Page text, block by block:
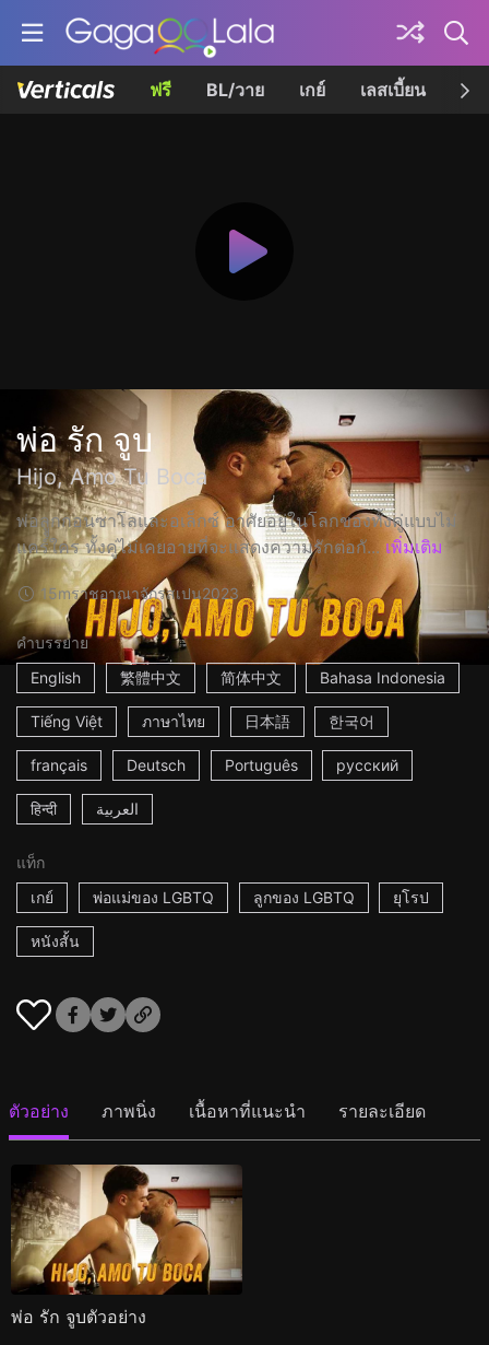
ฟรี BL/วาย เกย์ เลสเบี้ยน เค
พ่อ รัก จูบ
Hijo, Amo Tu Boca
พ่อลููกกอนซาโลและอเล็กซ์ อาศัยอยู่ในโลกของทั้งคู่แบบไม่
แคร์ใคร ทั้งคู่ไม่เคยอายที่จะแสดงความรักต่อกั... เพิ่มเติม
15mราชอาณาจักรสเปน2023
คำบรรยาย
English
繁體中文 简体中文 Bahasa Indonesia
Tiếng Việt ภาษาไทย 日本語 한국어
français Deutsch Português русский
हिन्दी العربية
แท็ก
เกย์
พ่อแม่ของ LGBTQ ลูกของ LGBTQ ยุโรป
หนังสั้น
ตัวอย่าง ภาพนิ่ง เนื้อหาที่แนะนำ รายละเอียด
พ่อ รัก จูบตัวอย่าง